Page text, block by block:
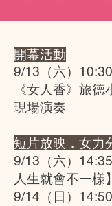
開幕活動
9/13（六）
《女人香》旅
現場演奏
短片放映．女力
9/13（六）
人生就會不一樣】
9/14（日）